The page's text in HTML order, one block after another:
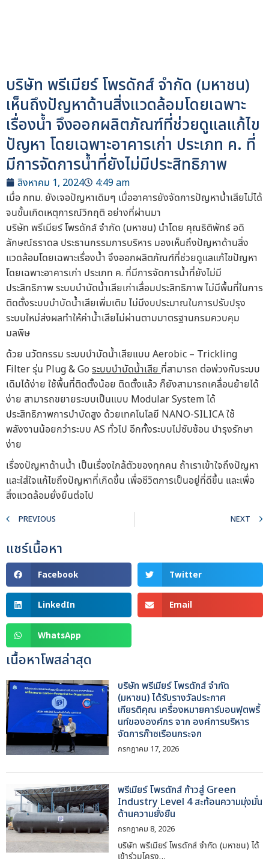
บริษัท พรีเมียร์ โพรดักส์ จำกัด (มหาชน)
เห็นถึงปัญหาด้านสิ่งแวดล้อมโดยเฉพาะ
เรื่องน้ำ จึงออกผลิตภัณฑ์ที่ช่วยดูแลแก้ไข
ปัญหา โดยเฉพาะอาคารเก่า ประเภท ค. ที่
มีการจัดการน้ำที่ยังไม่มีประสิทธิภาพ
สิงหาคม 1, 2024
4:49 am
เมื่อ กทม. ยังเจอปัญหาเดิมๆ เมื่ออาคารยังจัดการปัญหาน้ำเสียไม่ได้
จนขั้นเกิดเหตุการณ์วิกฤติ อย่างที่ผ่านมา
บริษัท พรีเมียร์ โพรดักส์ จำกัด (มหาชน) นำโดย คุณธิติพัทธ์ อดิ
ลักษณ์ธราดล ประธานกรรมการบริหาร มองเห็นถึงปัญหาด้านสิ่ง
แวดล้อมโดยเฉพาะเรื่องน้ำ จึงออกผลิตภัณฑ์ที่ช่วยดูแลแก้ไขปัญหา
โดยเฉพาะอาคารเก่า ประเภท ค. ที่มีการจัดการน้ำที่ยังไม่มี
ประสิทธิภาพ ระบบบำบัดน้ำเสียเก่าเสื่อมประสิทธิภาพ ไม่มีพื้นที่ในการ
ติดตั้งระบบบำบัดน้ำเสียเพิ่มเติม ไม่มีงบประมาณในการปรับปรุง
ระบบใหม่ส่งผลทำให้ค่าน้ำเสียไม่ผ่านตามมาตรฐานกรมควบคุม
มลพิษ
ด้วย นวัตกรรม ระบบบำบัดน้ำเสียแบบ Aerobic – Trickling
Filter รุ่น Plug & Go ระบบบำบัดน้ำเสีย ที่สามารถ ต่อพ่วงกับระบบ
เดิมได้ง่าย ใช้พื้นที่ติดตั้งน้อย ติดตั้งแล้ว ก็ยังสามารถเคลื่อนย้ายได้
ง่าย สามารถขยายระบบเป็นแบบ Modular System ได้
ประสิทธิภาพการบำบัดสูง ด้วยเทคโนโลยี NANO-SILICA ใช้
พลังงานน้อยกว่าระบบ AS ทั่วไป อีกทั้งระบบไม่ซับซ้อน บำรุงรักษา
ง่าย
เรื่องปัญหาด้านน้ำ เป็นเรื่องใกล้ตัวของทุกคน ถ้าเราเข้าใจถึงปัญหา
และใส่ใจแก้ไขถึงปัญหาที่เกิดขึ้น เพื่อชีวิตการเป็นอยู่ที่ดีขึ้น และเพื่อ
สิ่งแวดล้อมยั่งยืนต่อไป
PREVIOUS NEXT
แชร์เนื้อหา
Facebook Twitter
LinkedIn Email
WhatsApp
เนื้อหาโพสล่าสุด
บริษัท พรีเมียร์ โพรดักส์ จำกัด
(มหาชน) ได้รับรางวัลประกาศ
เกียรติคุณ เครื่องหมายคาร์บอนฟุตพริ้
นท์ขององค์กร จาก องค์การบริหาร
จัดการก๊าซเรือนกระจก
กรกฎาคม 17, 2026
พรีเมียร์ โพรดักส์ ก้าวสู่ Green
Industry Level 4 สะท้อนความมุ่งมั่น
ด้านความยั่งยืน
กรกฎาคม 8, 2026
บริษัท พรีเมียร์ โพรดักส์ จำกัด (มหาชน) ได้
เข้าร่วมโครง…